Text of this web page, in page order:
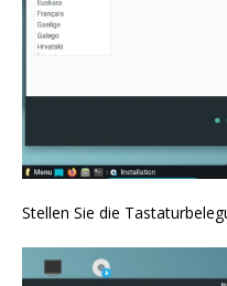
Stellen Sie die